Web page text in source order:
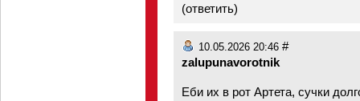
(ответить)
10.05.2026 20:46 #
zalupunavorotnik
Еби их в рот Артета, сучки